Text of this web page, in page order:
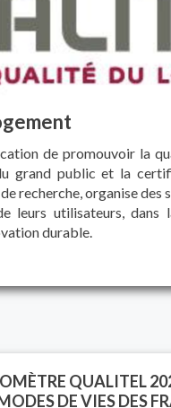
de promouvoir la
grand public et la
recherche, organise des
leurs utilisateurs,
durable.
QUALITEL
DE VIES DES